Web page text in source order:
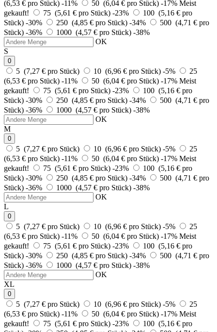
(6,53 € pro Stück) -11% 50 (6,04 € pro Stück) -17% Meist
gekauft!
75 (5,61 € pro Stück) -23%
100 (5,16 € pro
Stück) -30% 250 (4,85 € pro Stück) -34%
500 (4,71 € pro
Stück) -36% 1000 (4,57 € pro Stück) -38%
OK
S
0
5 (7,27 € pro Stück) 10 (6,96 € pro Stück) -5%
25
(6,53 € pro Stück) -11% 50 (6,04 € pro Stück) -17% Meist
gekauft!
75 (5,61 € pro Stück) -23%
100 (5,16 € pro
Stück) -30% 250 (4,85 € pro Stück) -34%
500 (4,71 € pro
Stück) -36% 1000 (4,57 € pro Stück) -38%
OK
M
0
5 (7,27 € pro Stück) 10 (6,96 € pro Stück) -5%
25
(6,53 € pro Stück) -11% 50 (6,04 € pro Stück) -17% Meist
gekauft!
75 (5,61 € pro Stück) -23%
100 (5,16 € pro
Stück) -30% 250 (4,85 € pro Stück) -34%
500 (4,71 € pro
Stück) -36% 1000 (4,57 € pro Stück) -38%
OK
L
0
5 (7,27 € pro Stück) 10 (6,96 € pro Stück) -5%
25
(6,53 € pro Stück) -11% 50 (6,04 € pro Stück) -17% Meist
gekauft!
75 (5,61 € pro Stück) -23%
100 (5,16 € pro
Stück) -30% 250 (4,85 € pro Stück) -34%
500 (4,71 € pro
Stück) -36% 1000 (4,57 € pro Stück) -38%
OK
XL
0
5 (7,27 € pro Stück) 10 (6,96 € pro Stück) -5%
25
(6,53 € pro Stück) -11% 50 (6,04 € pro Stück) -17% Meist
gekauft!
75 (5,61 € pro Stück) -23%
100 (5,16 € pro